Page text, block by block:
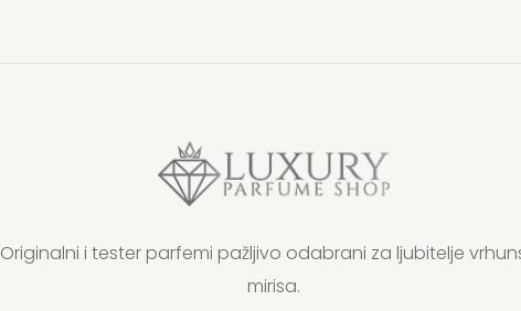
Originalni i tester parfemi pažljivo odabrani za ljubitelje
mirisa.